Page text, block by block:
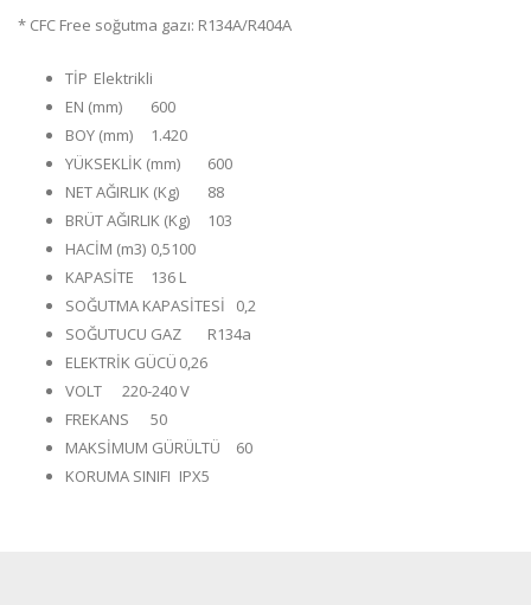
* CFC Free soğutma gazı: R134A/R404A
TİP Elektrikli
EN (mm)
600
BOY (mm)
1.420
YÜKSEKLİK (mm)
600
NET AĞIRLIK (Kg)
88
BRÜT AĞIRLIK (Kg)
103
HACİM (m3) 0,5100
KAPASİTE
136 L
SOĞUTMA KAPASİTESİ
0,2
SOĞUTUCU GAZ
R134a
ELEKTRİK GÜCÜ 0,26
VOLT
220-240 V
FREKANS
50
MAKSİMUM GÜRÜLTÜ
60
KORUMA SINIFI IPX5